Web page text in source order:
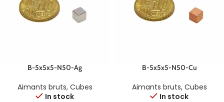
B-5x5x5-N50-Ag
Aimants bruts, Cubes
In stock
B-5x5x5-N50-Cu
Aimants bruts, Cubes
In stock